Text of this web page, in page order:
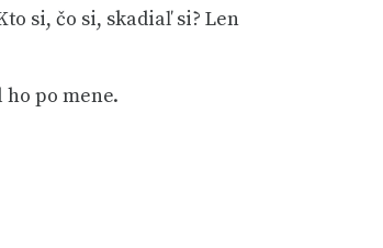
si, čo si, skadiaľ si? Len
po mene.